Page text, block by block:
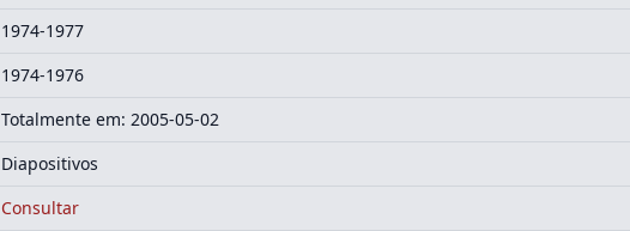
1974-1977
1974-1976
Totalmente em: 2005-05-02
Diapositivos
Consultar